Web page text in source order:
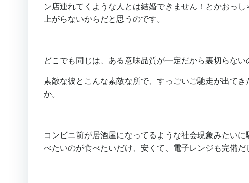
ン店連れてくような人とは結婚できません！とかおっ
上がらないからだと思うのです。
どこでも同じは、ある意味品質が一定だから裏切らない
素敵な彼とこんな素敵な所で、すっごいご馳走が出て
か。
コンビニ前が居酒屋になってるような社会現象みたい
べたいのが食べたいだけ、安くて、電子レンジも完備